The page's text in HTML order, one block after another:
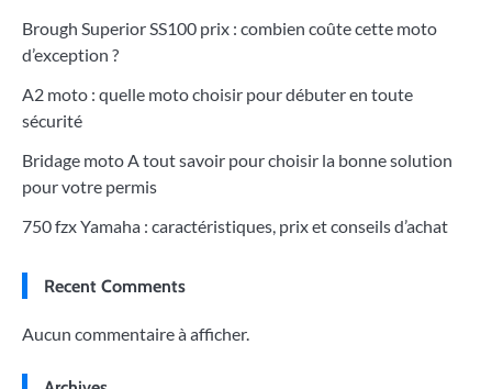
Brough Superior SS100 prix : combien coûte cette moto
d’exception ?
A2 moto : quelle moto choisir pour débuter en toute
sécurité
Bridage moto A tout savoir pour choisir la bonne solution
pour votre permis
750 fzx Yamaha : caractéristiques, prix et conseils d’achat
Recent Comments
Aucun commentaire à afficher.